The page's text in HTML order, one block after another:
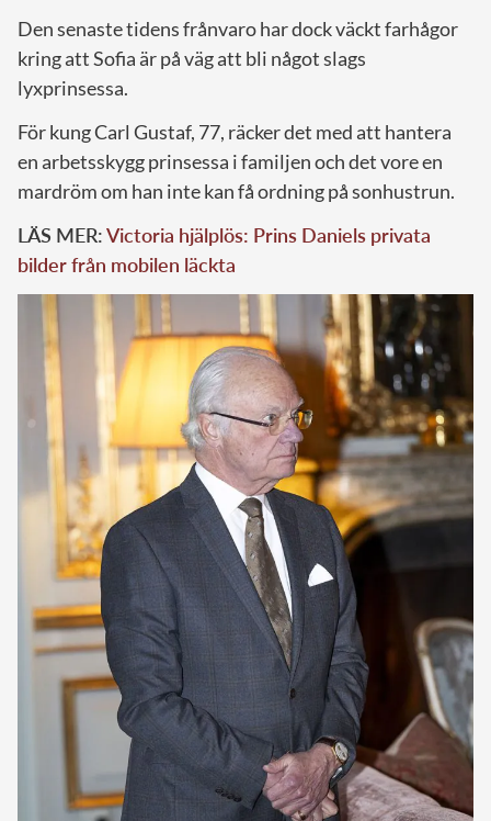
Den senaste tidens frånvaro har dock väckt farhågor
kring att Sofia är på väg att bli något slags
lyxprinsessa.
För kung Carl Gustaf, 77, räcker det med att hantera
en arbetsskygg prinsessa i familjen och det vore en
mardröm om han inte kan få ordning på sonhustrun.
LÄS MER:Victoria hjälplös: Prins Daniels privata
bilder från mobilen läckta